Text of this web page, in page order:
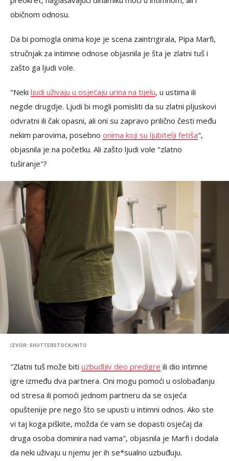
običnom odnosu.
Da bi pomogla onima koje je scena zaintrigirala, Pipa Marfi,
stručnjak za intimne odnose objasnila je šta je zlatni tuš i
zašto ga ljudi vole.
"Neki ljudi uživaju u osjećaju urina na tijelu, u ustima ili
negde drugdje. Ljudi bi mogli pomisliti da su zlatni pljuskovi
odvratni ili čak opasni, ali oni su zapravo prilično česti među
nekim parovima, posebno onima koji su ljubitelji fetiša",
objasnila je na početku. Ali zašto ljudi vole "zlatno
tuširanje"?
IZVOR: SHUTTERSTOCK/NITO
"Zlatni tuš može biti uzbudljiv deo predigre ili dio intimne
igre između dva partnera. Oni mogu pomoći u oslobađanju
od stresa ili pomoći jednom partneru da se osjeća
opuštenije pre nego što se upusti u intimni odnos. Ako ste
vi taj koga piškite, možda će vam se dopasti osjećaj da
druga osoba dominira nad vama", objasnila je Marfi i dodala
da neki uživaju u njemu jer ih se*sualno uzbuđuju.